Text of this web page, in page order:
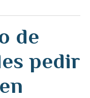
de
pedir